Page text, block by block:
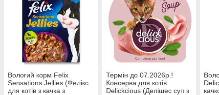
Вологий корм Felix
Sensations Jellies (Фелікс
для котів з качка з
Термін до 07.2026р.!
Консерва для котів
Delickcious (Делішес суп з